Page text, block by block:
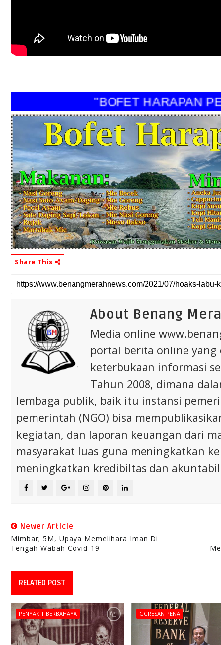
"BOFET HARAPAN
Share This
About Benang
Media online
portal berita online
keterbukaan informasi
Tahun 2008, dimana
lembaga publik, baik itu instansi
pemerintah (NGO) bisa
kegiatan, dan laporan keuangan dari
masyarakat luas guna meningkatkan
meningkatkan kredibiltas dan
Newer Article
Mimbar; 5M, Upaya Memelihara Iman Di
Tengah Wabah Covid-19
RELATED POST
PENYAKIT BERBAHAYA GORESAN PENA